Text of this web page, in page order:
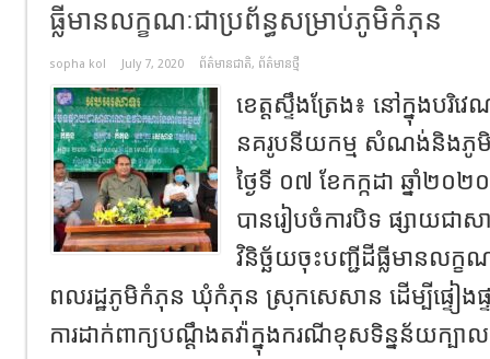
ធ្លីមានលក្ខណៈជាប្រព័ន្ធសម្រាប់ភូមិកំភុន
sopha kol July 7, 2020 ព័ត៌មានជាតិ, ព័ត៌មានថ្មី
ខេត្តស្ទឹងត្រែង៖ នៅក្នុងបរិ
នគរូបនីយកម្ម សំណង់និងភូមិ
ថ្ងៃទី ០៧ ខែកក្កដា ឆ្នាំ២០២
បានរៀបចំការបិទ ផ្សាយជាស
វិនិច្ឆ័យចុះបញ្ជីដីធ្លីមានលក្ខណ
ពលរដ្ឋភូមិកំភុន ឃុំកំភុន ស្រុកសេសាន ដើម្បីផ្ទៀងផ្
ការដាក់ពាក្យបណ្តឹងតវ៉ាក្នុងករណីខុសទិន្នន័យក្បាល